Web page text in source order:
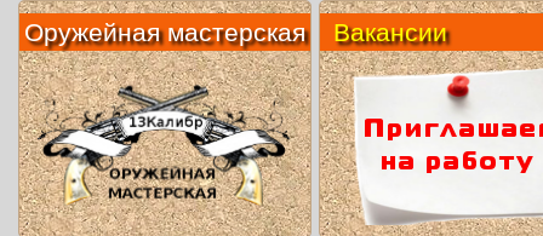
Оружейная мастерскаяВакансии